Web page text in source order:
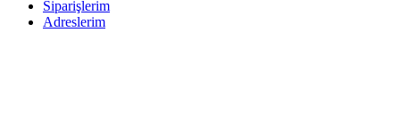
Siparişlerim
Adreslerim